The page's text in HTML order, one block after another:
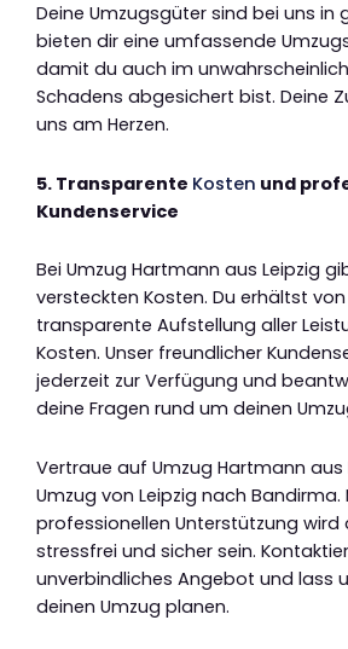
Deine Umzugsgüter sind bei uns in
bieten dir eine umfassende
damit du auch im
Schadens abgesichert bist. Deine
uns am Herzen.
5. Transparente Kosten und
Kundenservice
Bei Umzug Hartmann aus Leipzig
versteckten Kosten. Du erhältst
transparente Aufstellung aller
Kosten. Unser freundlicher
jederzeit zur Verfügung und
deine Fragen rund um deinen
Vertraue auf Umzug Hartmann aus
Umzug von Leipzig nach Bandirma.
professionellen Unterstützung wird
stressfrei und sicher sein.
unverbindliches Angebot und lass
deinen Umzug planen.